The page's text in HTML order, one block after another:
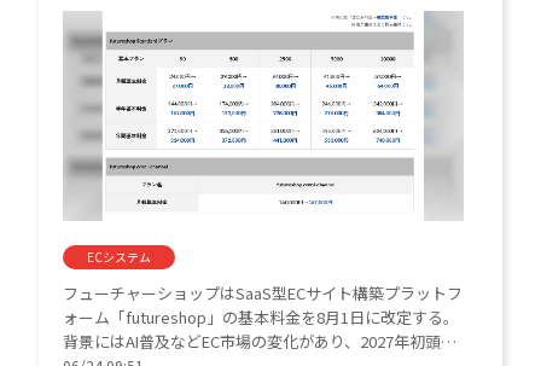
ECシステム
フューチャーショップはSaaS型ECサイト構築プラットフ
ォーム「futureshop」の基本料金を8月1日に改定する。
背景にはAI普及などEC市場の変化があり、2027年初頭の